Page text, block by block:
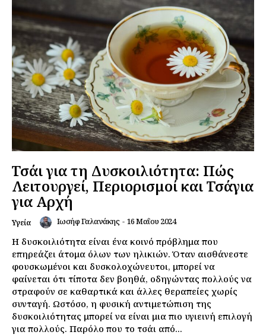
Τσάι για τη Δυσκοιλιότητα: Πώς
Λειτουργεί, Περιορισμοί και Τσάγια
για Αρχή
Υγεία Ιωσήφ Γαλανάκης - 16 Μαΐου 2024
Η δυσκοιλιότητα είναι ένα κοινό πρόβλημα που
επηρεάζει άτομα όλων των ηλικιών. Όταν αισθάνεστε
φουσκωμένοι και δυσκολοχώνευτοι, μπορεί να
φαίνεται ότι τίποτα δεν βοηθά, οδηγώντας πολλούς να
στραφούν σε καθαρτικά και άλλες θεραπείες χωρίς
συνταγή. Ωστόσο, η φυσική αντιμετώπιση της
δυσκοιλιότητας μπορεί να είναι μια πιο υγιεινή επιλογή
για πολλούς. Παρόλο που το τσάι από...